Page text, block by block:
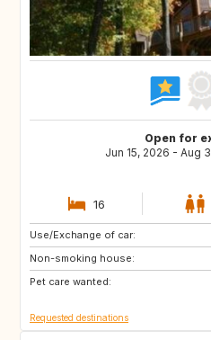
Open for
Jun 15, 2026 - Aug
16
Use/Exchange of car:
Non-smoking house:
Pet care wanted:
BS
GR
MA
Requested destinations